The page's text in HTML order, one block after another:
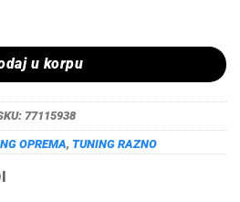
RAVNA 70MM NA 76MM |0070/76-N|
u korpu
77115938
OPREMA, TUNING RAZNO